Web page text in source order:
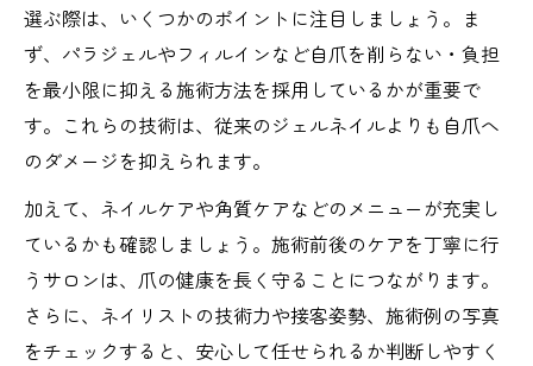
パラジェル対応ネイルサロン特徴比較
パラジェル施術のメリットと注意点
ネイルサロンでパラジェルを選ぶ理由
自爪を守るパラジェル活用術
パラジェル派必見のネイルサロン選び
リラックスも叶う下北沢駅のネイルサロン
下北沢駅周辺ネイルサロン癒し空間比較
ネイルサロンでリラックスできる理由
自爪ケアと癒しが両立するネイルサロン体
選ぶ際は、いくつかのポイントに注目しましょう。ま
ず、パラジェルやフィルインなど自爪を削らない・負担
を最小限に抑える施術方法を採用しているかが重要で
す。これらの技術は、従来のジェルネイルよりも自爪へ
のダメージを抑えられます。
加えて、ネイルケアや角質ケアなどのメニューが充実し
ているかも確認しましょう。施術前後のケアを丁寧に行
うサロンは、爪の健康を長く守ることにつながります。
さらに、ネイリストの技術力や接客姿勢、施術例の写真
をチェックすると、安心して任せられるか判断しやすく